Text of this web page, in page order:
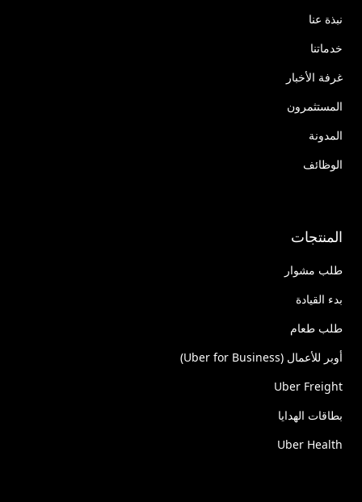
نبذة عنا
خدماتنا
غرفة الأخبار
المستثمرون
المدونة
الوظائف
المنتجات
طلب مشوار
بدء القيادة
طلب طعام
أوبر للأعمال (Uber for Business)
Uber Freight
بطاقات الهدايا
Uber Health